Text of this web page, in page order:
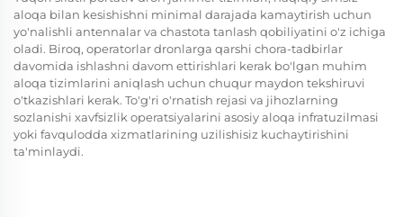
aloqa bilan kesishishni minimal darajada kamaytirish uchun
yo'nalishli antennalar va chastota tanlash qobiliyatini o'z ichiga
oladi. Biroq, operatorlar dronlarga qarshi chora-tadbirlar
davomida ishlashni davom ettirishlari kerak bo'lgan muhim
aloqa tizimlarini aniqlash uchun chuqur maydon tekshiruvi
o'tkazishlari kerak. To'g'ri o'rnatish rejasi va jihozlarning
sozlanishi xavfsizlik operatsiyalarini asosiy aloqa infratuzilmasi
yoki favqulodda xizmatlarining uzilishisiz kuchaytirishini
ta'minlaydi.